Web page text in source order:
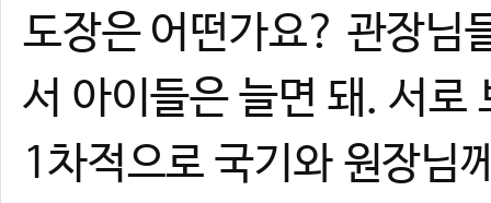
도장은 어떤가요? 관장님
서 아이들은 늘면 돼. 서로
1차적으로 국기와 원장님